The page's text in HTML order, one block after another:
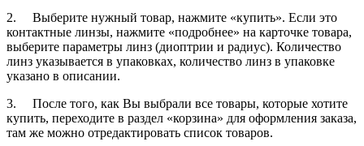
2. Выберите нужный товар, нажмите «купить». Если это
контактные линзы, нажмите «подробнее» на карточке товара,
выберите параметры линз (диоптрии и радиус). Количество
линз указывается в упаковках, количество линз в упаковке
указано в описании.
3. После того, как Вы выбрали все товары, которые хотите
купить, переходите в раздел «корзина» для оформления заказа,
там же можно отредактировать список товаров.